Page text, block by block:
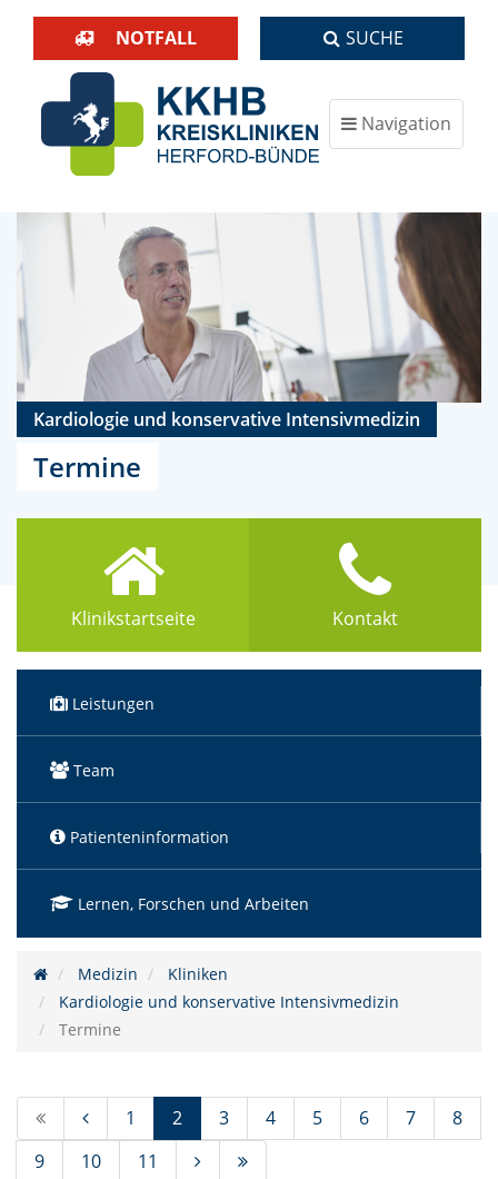
NOTFALL SUCHE
Navigation
ein-/ausblenden
Kardiologie und konservative Intensivmedizin
Termine
Klinikstartseite Kontakt
Leistungen
Team
Patienteninformation
Lernen, Forschen und Arbeiten
Medizin
Kliniken
Kardiologie und konservative Intensivmedizin
Termine
1 2 (Standort)
3 4 5 6 7
8
9
10 11